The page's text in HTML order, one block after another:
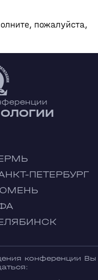
пожалуйста,
ПЕТЕРБУРГ
конференции Вы